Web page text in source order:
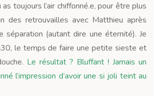
toujours l’air chiffonné.e, pour être plus
des retrouvailles avec Matthieu après
séparation (autant dire une éternité). Je
le temps de faire une petite sieste et
Le résultat ? Bluffant ! Jamais un
l’impression d’avoir une si joli teint au